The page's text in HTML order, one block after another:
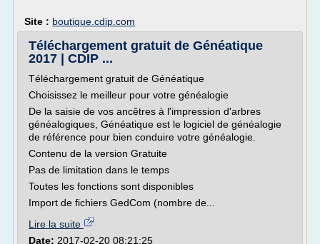
Site : boutique.cdip.com
Téléchargement gratuit de Généatique
2017 | CDIP ...
Téléchargement gratuit de Généatique
Choisissez le meilleur pour votre généalogie
De la saisie de vos ancêtres à l'impression d'arbres
généalogiques, Généatique est le logiciel de généalogie
de référence pour bien conduire votre généalogie.
Contenu de la version Gratuite
Pas de limitation dans le temps
Toutes les fonctions sont disponibles
Import de fichiers GedCom (nombre de...
Lire la suite
Date: 2017-02-20 08:21:25